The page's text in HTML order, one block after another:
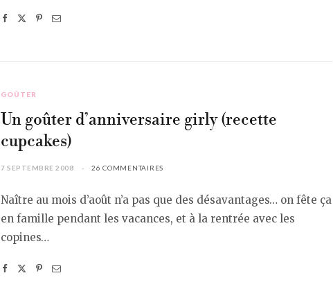
GOÛTER
Un goûter d’anniversaire girly (recette
cupcakes)
7 SEPTEMBRE 2008 26 COMMENTAIRES
Naître au mois d’août n’a pas que des désavantages… on fête ça
en famille pendant les vacances, et à la rentrée avec les
copines…